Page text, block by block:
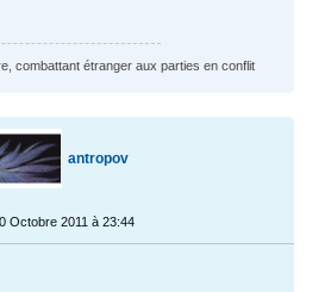
combattant étranger aux parties en conflit
antropov
Octobre 2011 à 23:44